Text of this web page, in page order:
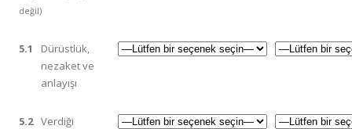
değil)
5.1
Dürüstlük,
nezaket ve
anlayışı
5.2 Verdiği